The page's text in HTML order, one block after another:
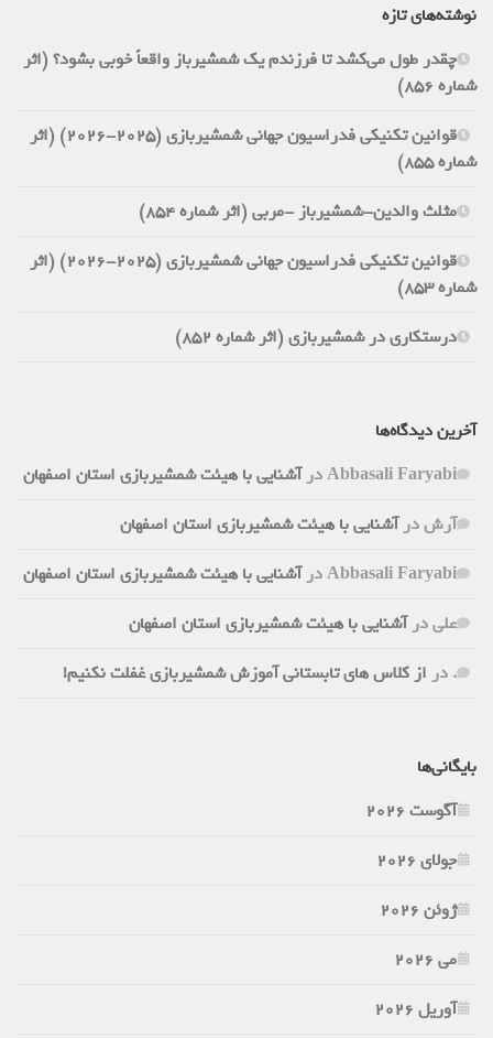
نوشته‌های تازه
چقدر طول می‌کشد تا فرزندم یک شمشیرباز واقعاً خوبی بشود؟ (اثر
شماره 856)
قوانین تکنیکی فدراسیون جهانی شمشیربازی (2025-2026) (اثر
شماره 855)
مثلث والدین-شمشیرباز -مربی (اثر شماره 854)
قوانین تکنیکی فدراسیون جهانی شمشیربازی (2025-2026) (اثر
شماره 853)
درستکاری در شمشیربازی (اثر شماره 852)
آخرین دیدگاه‌ها
Abbasali Faryabiدرآشنایی با هیئت شمشیربازی استان اصفهان
آرشدرآشنایی با هیئت شمشیربازی استان اصفهان
Abbasali Faryabiدرآشنایی با هیئت شمشیربازی استان اصفهان
علیدرآشنایی با هیئت شمشیربازی استان اصفهان
.دراز کلاس های تابستانی آموزش شمشیربازی غفلت نکنیم!
بایگانی‌ها
آگوست 2026
جولای 2026
ژوئن 2026
می 2026
آوریل 2026